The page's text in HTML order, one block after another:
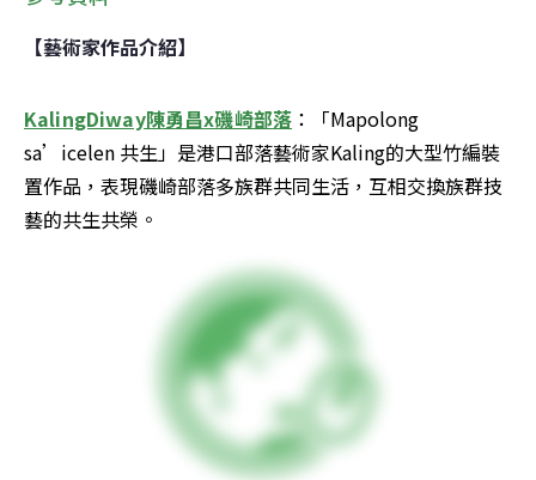
【藝術家作品介紹】
KalingDiway陳勇昌x磯崎部落 ：「Mapolong
sa’icelen 共生」是港口部落藝術家Kaling的大型竹編裝
置作品，表現磯崎部落多族群共同生活，互相交換族群技
藝的共生共榮。